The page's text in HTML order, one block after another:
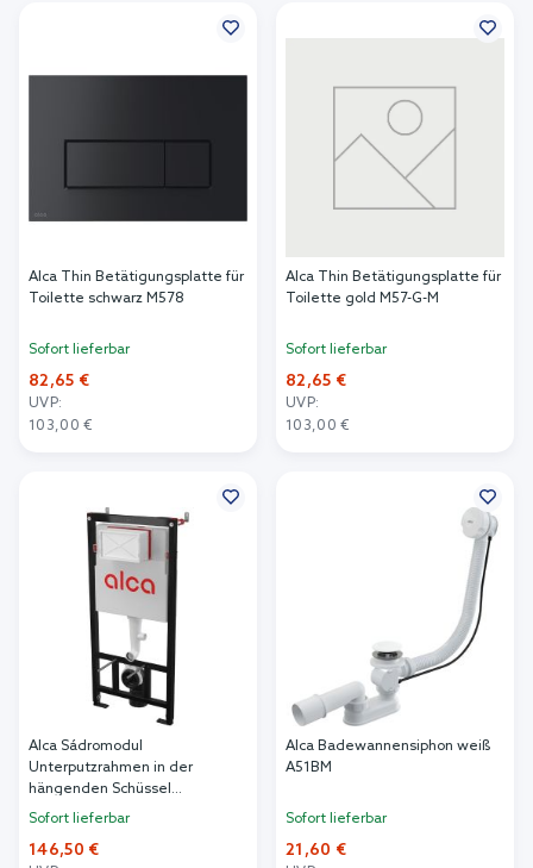
Alca Thin Betätigungsplatte für
Toilette schwarz M578
Sofort lieferbar
82,65 €
UVP:
103,00 €
Alca Thin Betätigungsplatte für
Toilette gold M57-G-M
Sofort lieferbar
82,65 €
UVP:
103,00 €
Alca Sádromodul
Unterputzrahmen in der
hängenden Schüssel
AM101/1120
Sofort lieferbar
146,50 €
Alca Badewannensiphon weiß
A51BM
Sofort lieferbar
21,60 €